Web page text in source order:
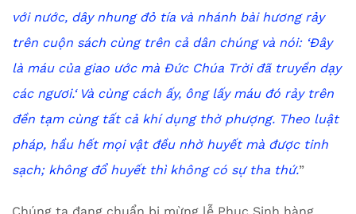
với nước, dây nhung đỏ tía và nhánh bài hương rảy
trên cuộn sách cùng trên cả dân chúng và nói: ‘Đây
là máu của giao ước mà Đức Chúa Trời đã truyền dạy
các ngươi.‘ Và cùng cách ấy, ông lấy máu đó rảy trên
đền tạm cùng tất cả khí dụng thờ phượng. Theo luật
pháp, hầu hết mọi vật đều nhờ huyết mà được tinh
sạch; không đổ huyết thì không có sự tha thứ.”